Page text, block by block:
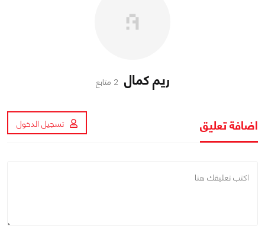
ريم كمال 2 متابع
اضافة تعليق تسجيل الدخول